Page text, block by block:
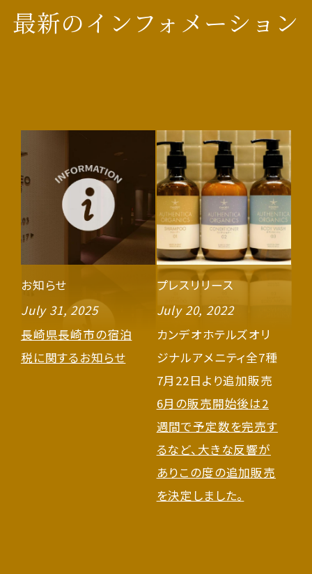
最新のインフォメーション
お知らせ
July 31, 2025
長崎県長崎市の宿泊
税に関するお知らせ
プレスリリース
July 20, 2022
カンデオホテルズオリ
ジナルアメニティ全7種
7月22日より追加販売
6月の販売開始後は2
週間で予定数を完売す
るなど、大きな反響が
ありこの度の追加販売
を決定しました。